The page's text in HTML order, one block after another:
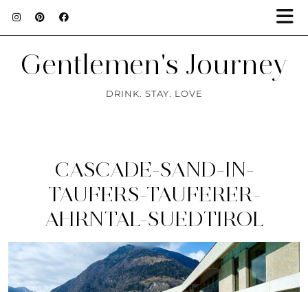
Gentlemen's Journey
DRINK. STAY. LOVE
CASCADE-SAND-IN-
TAUFERS-TAUFERER-
AHRNTAL-SUEDTIROL